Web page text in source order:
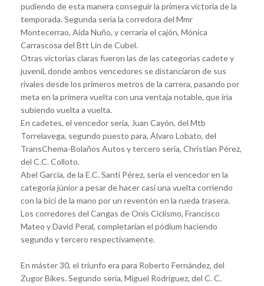
pudiendo de esta manera conseguir la primera victoria de la
temporada. Segunda sería la corredora del Mmr
Montecerrao, Aida Nuño, y cerraría el cajón, Mónica
Carrascosa del Btt Lín de Cubel.
Otras victorias claras fueron las de las categorías cadete y
juvenil, donde ambos vencedores se distanciaron de sus
rivales desde los primeros metros de la carrera, pasando por
meta en la primera vuelta con una ventaja notable, que iría
subiendo vuelta a vuelta.
En cadetes, el vencedor sería, Juan Cayón, del Mtb
Torrelavega, segundo puesto para, Álvaro Lobato, del
TransChema-Bolaños Autos y tercero sería, Christian Pérez,
del C.C. Colloto.
Abel García, de la E.C. Santi Pérez, sería el vencedor en la
categoría júnior a pesar de hacer casi una vuelta corriendo
con la bici de la mano por un reventón en la rueda trasera.
Los corredores del Cangas de Onís Ciclismo, Francisco
Mateo y David Peral, completarían el pódium haciendo
segundo y tercero respectivamente.
En máster 30, el triunfo era para Roberto Fernández, del
Zugor Bikes. Segundo sería, Miguel Rodríguez, del C. C.